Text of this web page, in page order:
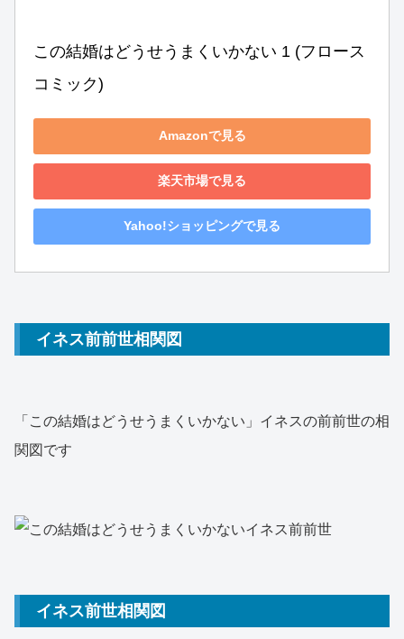
この結婚はどうせうまくいかない 1 (フロース
コミック)
Amazonで見る
楽天市場で見る
Yahoo!ショッピングで見る
イネス前前世相関図
「この結婚はどうせうまくいかない」イネスの前前世の相
関図です
イネス前世相関図